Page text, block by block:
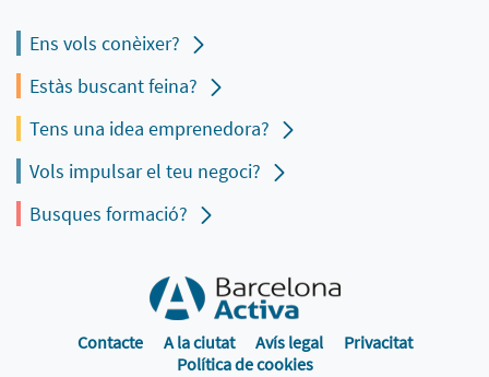
Ens vols conèixer?
Estàs buscant feina?
Tens una idea emprenedora?
Vols impulsar el teu negoci?
Busques formació?
Contacte A la ciutat Avís legal
Privacitat
Política de cookies